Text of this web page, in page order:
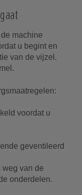
machine
u begint en
van de vijzel.
voordat u
geventileerd
weg van de
onderdelen.